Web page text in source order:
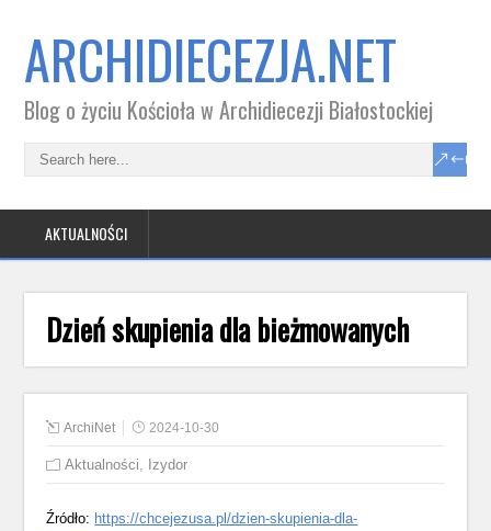
ARCHIDIECEZJA.NET
Blog o życiu Kościoła w Archidiecezji Białostockiej
AKTUALNOŚCI
Dzień skupienia dla bieżmowanych
ArchiNet 2024-10-30
Aktualności, Izydor
Źródło: https://chcejezusa.pl/dzien-skupienia-dla-